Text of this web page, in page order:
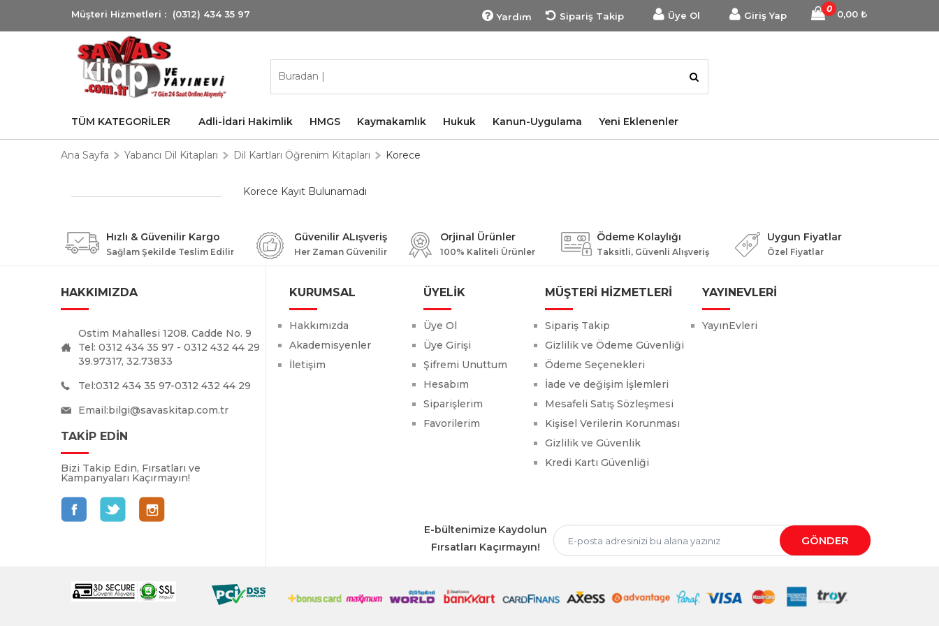
Müşteri Hizmetleri : (0312) 434 35 97 Yardım Sipariş Takip Üye Ol Giriş Yap 0,00 ₺
0
TÜM KATEGORİLER Adli-İdari Hakimlik HMGS Kaymakamlık Hukuk Kanun-Uygulama Yeni Eklenenler
Ana Sayfa Yabancı Dil Kitapları Dil Kartları Öğrenim Kitapları Korece
Korece Kayıt Bulunamadı
Hızlı & Güvenilir Kargo
Sağlam Şekilde Teslim Edilir
Güvenilir ALışveriş
Her Zaman Güvenilir
Orjinal Ürünler
100% Kaliteli Ürünler
Ödeme Kolaylığı
Taksitli, Güvenli Alışveriş
Uygun Fiyatlar
Özel Fiyatlar
HAKKIMIZDA
Ostim Mahallesi 1208. Cadde No. 9
Tel: 0312 434 35 97 - 0312 432 44 29
39.97317, 32.73833
Tel:0312 434 35 97-0312 432 44 29
Email:bilgi@savaskitap.com.tr
TAKİP EDİN
Bizi Takip Edin, Fırsatları ve
Kampanyaları Kaçırmayın!
KURUMSAL
Hakkımızda
Akademisyenler
İletişim
ÜYELİK
Üye Ol
Üye Girişi
Şifremi Unuttum
Hesabım
Siparişlerim
Favorilerim
MÜŞTERİ HİZMETLERİ
Sipariş Takip
Gizlilik ve Ödeme Güvenliği
Ödeme Seçenekleri
İade ve değişim İşlemleri
Mesafeli Satış Sözleşmesi
Kişisel Verilerin Korunması
Gizlilik ve Güvenlik
Kredi Kartı Güvenliği
YAYINEVLERİ
YayınEvleri
E-bültenimize Kaydolun
Fırsatları Kaçırmayın!